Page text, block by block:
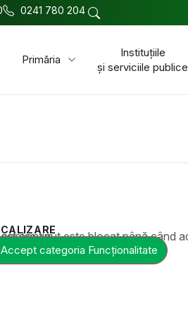
0241 780 204
Primăria
Instituțiile
și serviciile publice
până când acceptați categoria corespunzătoare de cookie-uri.
Accept categoria Funcționalitate